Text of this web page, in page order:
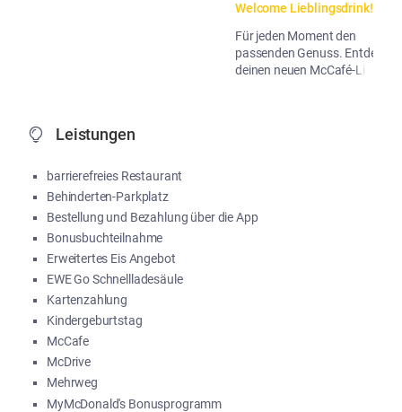
Welcome Lieblingsdrink!
Für jeden Moment den
passenden Genuss. Entdecke
deinen neuen McCafé-Liebling!
Leistungen
barrierefreies Restaurant
Behinderten-Parkplatz
Bestellung und Bezahlung über die App
Bonusbuchteilnahme
Erweitertes Eis Angebot
EWE Go Schnellladesäule
Kartenzahlung
Kindergeburtstag
McCafe
McDrive
Mehrweg
MyMcDonald's Bonusprogramm